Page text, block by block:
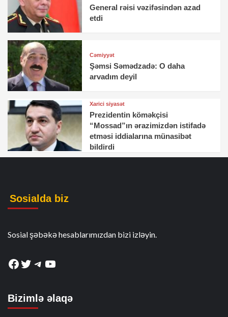
General rəisi vəzifəsindən azad
etdi
Cəmiyyət
Şəmsi Səmədzadə: O daha
arvadım deyil
Xarici siyasət
Prezidentin köməkçisi
“Mossad”ın ərazimizdən istifadə
etməsi iddialarına münasibət
bildirdi
Sosialda biz
Sosial şəbəkə hesablarımızdan bizi izləyin.
Facebook
Twitter
Telegram
YouTube
Bizimlə əlaqə